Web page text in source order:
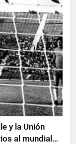
y la Unión
al mundial